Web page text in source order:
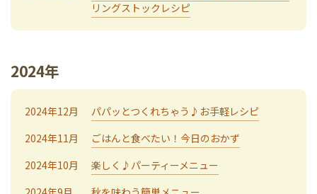
リングストックレシピ
2024年
2024年12月
パパッとつくれちゃう♪お手軽レシピ
2024年11月
ごはんと食べたい！今日のおかず
2024年10月
楽しく♪パーティーメニュー